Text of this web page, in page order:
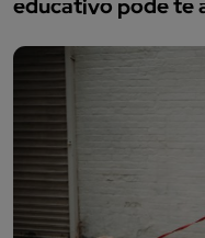
educativo pode te